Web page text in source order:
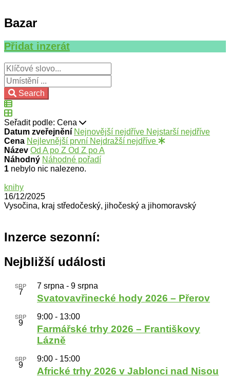
Bazar
Přidat inzerát
Search
Seřadit podle: Cena
Datum zveřejnění Nejnovější nejdříve Nejstarší nejdříve
Cena Nejlevnější první Nejdražší nejdříve
Název Od A po Z Od Z po A
Náhodný Náhodné pořadí
1 nebylo nic nalezeno.
knihy
16/12/2025
Vysočina, kraj středočeský, jihočeský a jihomoravský
Inzerce sezonní:
Nejbližší události
SRP
7
7 srpna - 9 srpna
Svatovavřinecké hody 2026 – Přerov
SRP
9
9:00 - 13:00
Farmářské trhy 2026 – Františkovy
Lázně
SRP
9
9:00 - 15:00
Africké trhy 2026 v Jablonci nad Nisou